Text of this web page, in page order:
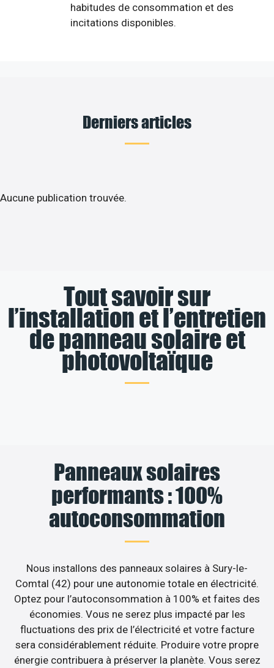
habitudes de consommation et des
incitations disponibles.
Derniers articles
Aucune publication trouvée.
Tout savoir sur
l’installation et l’entretien
de panneau solaire et
photovoltaïque
Panneaux solaires
performants : 100%
autoconsommation
Nous installons des panneaux solaires à Sury-le-
Comtal (42) pour une autonomie totale en électricité.
Optez pour l’autoconsommation à 100% et faites des
économies. Vous ne serez plus impacté par les
fluctuations des prix de l’électricité et votre facture
sera considérablement réduite. Produire votre propre
énergie contribuera à préserver la planète. Vous serez